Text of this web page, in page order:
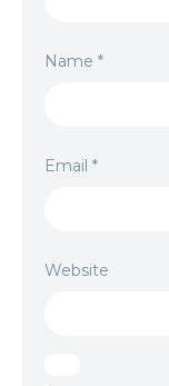
Name *
Email *
Website